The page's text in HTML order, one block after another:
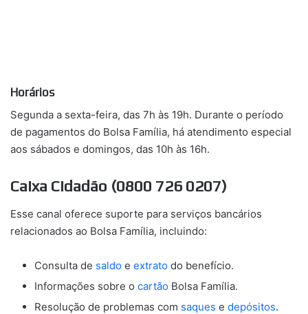
Horários
Segunda a sexta-feira, das 7h às 19h. Durante o período
de pagamentos do Bolsa Família, há atendimento especial
aos sábados e domingos, das 10h às 16h.
Caixa Cidadão (0800 726 0207)
Esse canal oferece suporte para serviços bancários
relacionados ao Bolsa Família, incluindo:
Consulta de saldo e extrato do benefício.
Informações sobre o cartão Bolsa Família.
Resolução de problemas com saques e depósitos.